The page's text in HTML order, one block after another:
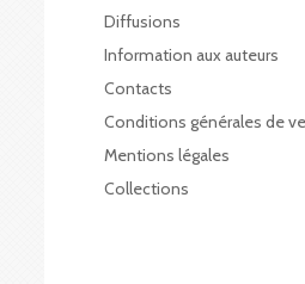
Diffusions
Information aux auteurs
Contacts
Conditions générales de
Mentions légales
Collections